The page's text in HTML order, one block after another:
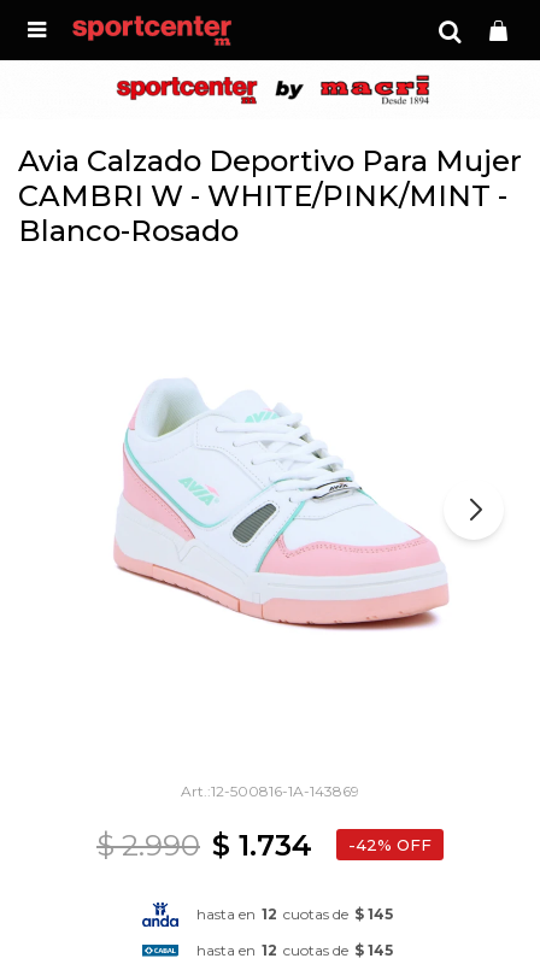

Avia Calzado Deportivo Para Mujer
CAMBRI W - WHITE/PINK/MINT -
Blanco-Rosado
12-500816-1A-143869
$ 1.734
$ 2.990 42
hasta en 12 cuotas de $ 145
hasta en 12 cuotas de $ 145